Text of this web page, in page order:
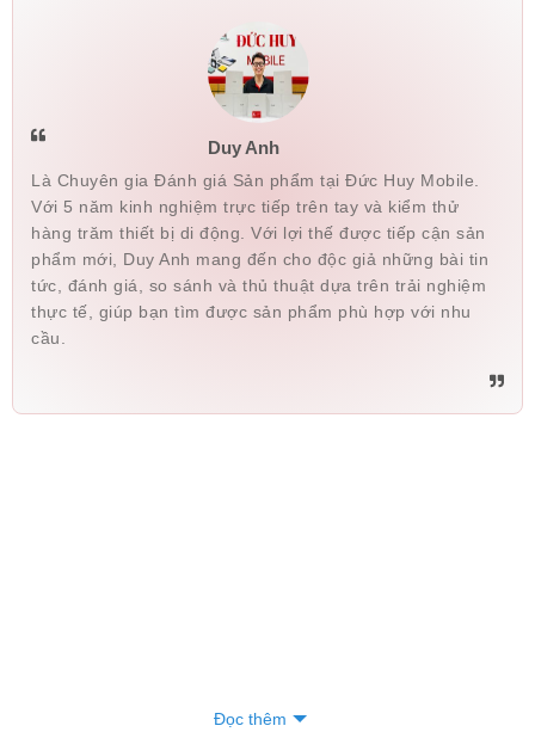
Duy Anh
Là Chuyên gia Đánh giá Sản phẩm tại Đức Huy Mobile.
Với 5 năm kinh nghiệm trực tiếp trên tay và kiểm thử
hàng trăm thiết bị di động. Với lợi thế được tiếp cận sản
phẩm mới, Duy Anh mang đến cho độc giả những bài tin
tức, đánh giá, so sánh và thủ thuật dựa trên trải nghiệm
thực tế, giúp bạn tìm được sản phẩm phù hợp với nhu
cầu.
Đọc thêm